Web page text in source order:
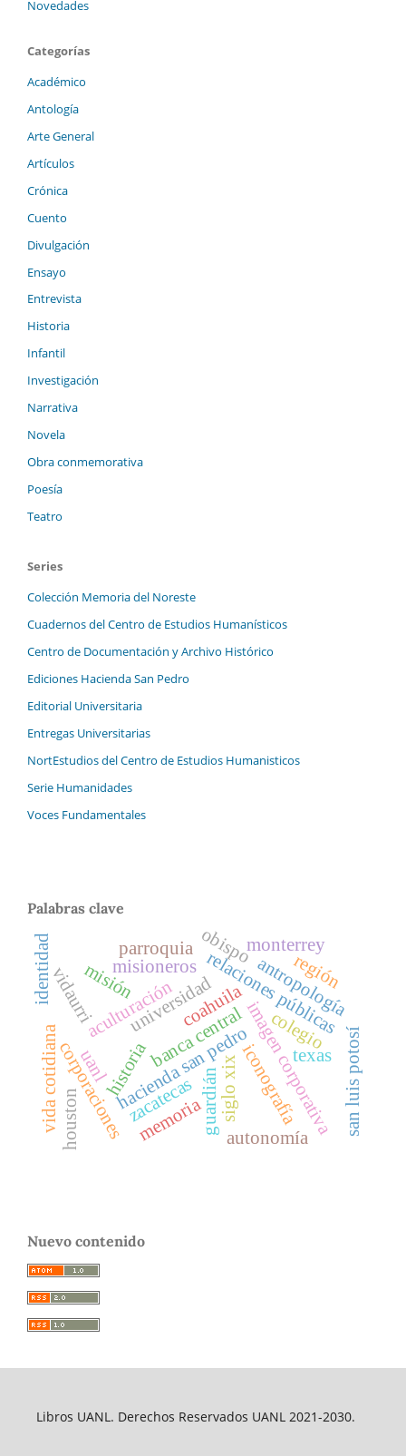
Novedades
Categorías
Académico
Antología
Arte General
Artículos
Crónica
Cuento
Divulgación
Ensayo
Entrevista
Historia
Infantil
Investigación
Narrativa
Novela
Obra conmemorativa
Poesía
Teatro
Series
Colección Memoria del Noreste
Cuadernos del Centro de Estudios Humanísticos
Centro de Documentación y Archivo Histórico
Ediciones Hacienda San Pedro
Editorial Universitaria
Entregas Universitarias
NortEstudios del Centro de Estudios Humanisticos
Serie Humanidades
Voces Fundamentales
Palabras clave
hacienda san pedro
universidad
historia imagen corporativa
relaciones públicas
corporaciones siglo xix
antropología
aculturación
iconografía
misión
colegio
misioneros obispo
guardián
parroquia
vidaurri
monterrey
coahuila
zacatecas san luis potosí
banca central
vida cotidiana uanl
autonomía
identidad región
memoria
texas
houston
Nuevo contenido
Libros UANL. Derechos Reservados UANL 2021-2030.